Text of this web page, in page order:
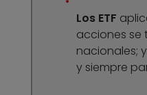
Los ETF
acciones se
nacionales;
y siempre